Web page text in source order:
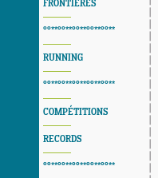
FRONTIÈRES
°°**°°**°°**°°**°°**
RUNNING
°°**°°**°°**°°**°°**
COMPÉTITIONS
RECORDS
°°**°°**°°**°°**°°**